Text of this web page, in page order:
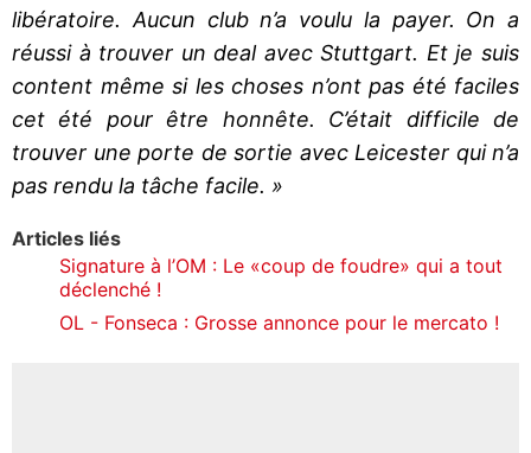
libératoire. Aucun club n’a voulu la payer. On a
réussi à trouver un deal avec Stuttgart. Et je suis
content même si les choses n’ont pas été faciles
cet été pour être honnête. C’était difficile de
trouver une porte de sortie avec Leicester qui n’a
pas rendu la tâche facile. »
Articles liés
Signature à l’OM : Le «coup de foudre» qui a tout
déclenché !
OL - Fonseca : Grosse annonce pour le mercato !